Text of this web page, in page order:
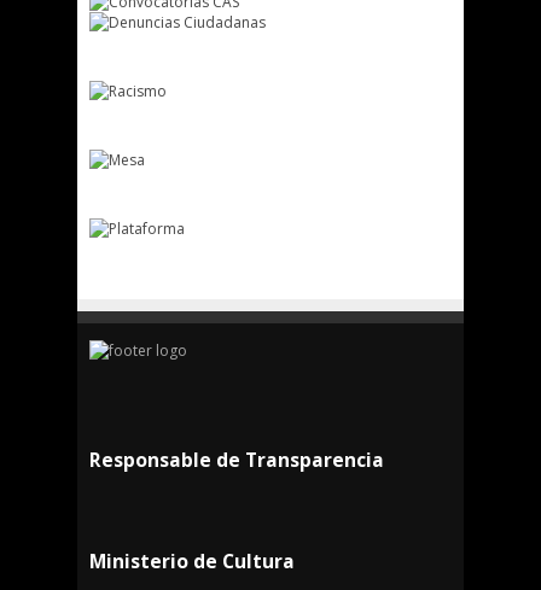
Responsable de Transparencia
Ministerio de Cultura